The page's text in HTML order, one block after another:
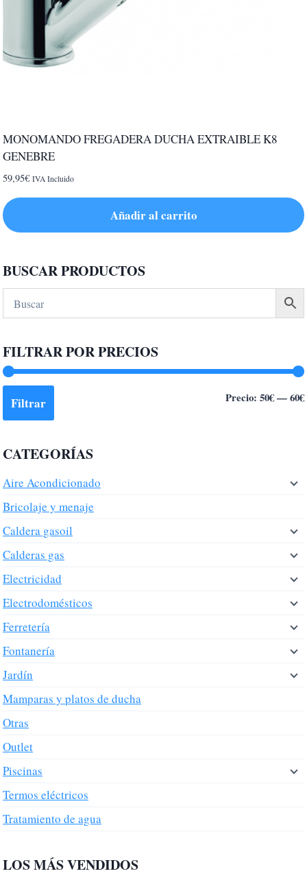
MONOMANDO FREGADERA DUCHA EXTRAIBLE K8
GENEBRE
59,95€ IVA Incluido
Añadir al carrito
BUSCAR PRODUCTOS
FILTRAR POR PRECIOS
Filtrar Precio: 50€—60€
CATEGORÍAS
Aire Acondicionado
Bricolaje y menaje
Caldera gasoil
Calderas gas
Electricidad
Electrodomésticos
Ferretería
Fontanería
Jardín
Mamparas y platos de ducha
Otras
Outlet
Piscinas
Termos eléctricos
Tratamiento de agua
LOS MÁS VENDIDOS